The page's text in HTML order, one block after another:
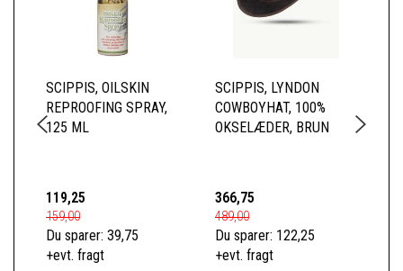
SCIPPIS, OILSKIN
REPROOFING SPRAY,
125 ML
119,25
159,00
Du sparer: 39,75
+evt. fragt
SCIPPIS, LYNDON
COWBOYHAT, 100%
OKSELÆDER, BRUN
366,75
489,00
Du sparer: 122,25
+evt. fragt